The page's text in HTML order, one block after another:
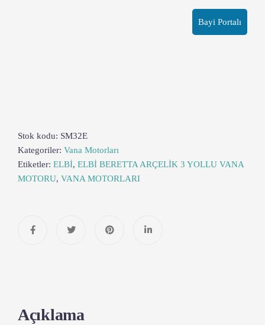
Bayi Portalı
Stok kodu: SM32E
Kategoriler: Vana Motorları
Etiketler: ELBİ, ELBİ BERETTA ARÇELİK 3 YOLLU VANA
MOTORU, VANA MOTORLARI
Açıklama